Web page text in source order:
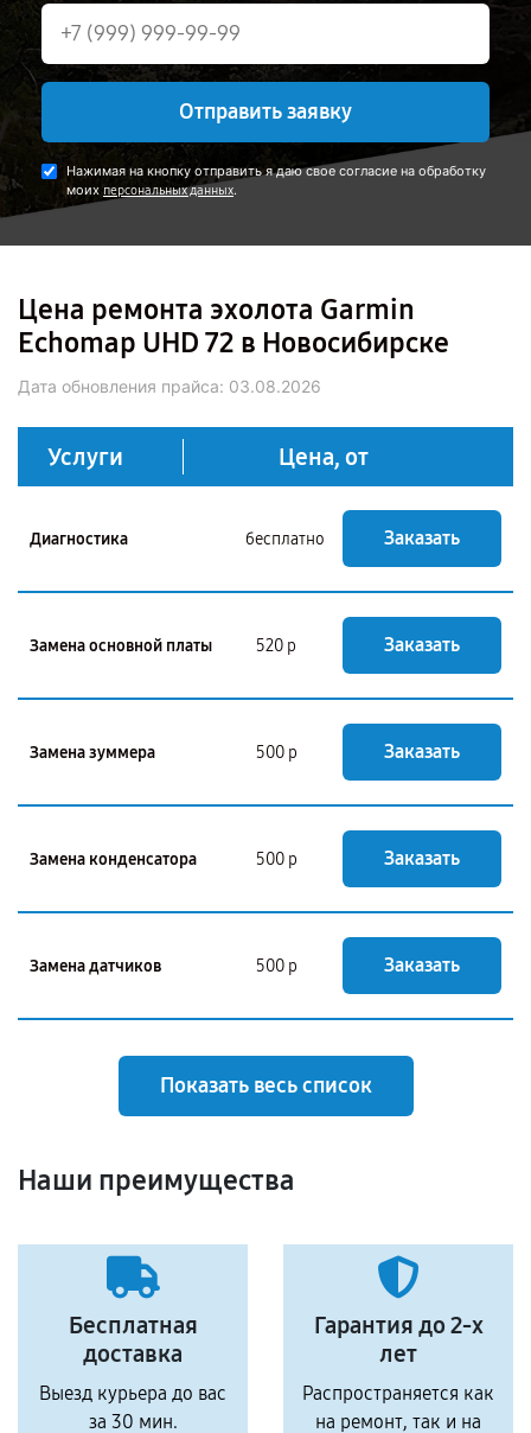
Отправить заявку
Нажимая на кнопку отправить я даю свое согласие на обработку
моихперсональных данных.
Цена ремонта эхолота Garmin
Echomap UHD 72 в Новосибирске
Дата обновления прайса: 03.08.2026
Услуги Цена, от
Диагностика бесплатно Заказать
Замена основной платы 520 р Заказать
Замена зуммера 500 р Заказать
Замена конденсатора 500 р Заказать
Замена датчиков 500 р Заказать
Показать весь список
Наши преимущества
Бесплатная
доставка
Выезд курьера до вас
за 30 мин.
Гарантия до 2-х
лет
Распространяется как
на ремонт, так и на